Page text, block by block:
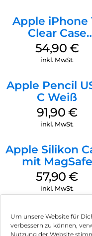
Um unsere Website für
verbessern zu können,
Nutzung der Website
Apple iPhone
Clear Case
MagSafe
Transparent
54,90 €
inkl. MwSt.
Apple Pencil
C Weiß
91,90 €
inkl. MwSt.
Apple Silikon
mit MagSafe
iPhone 14 Pro
57,90€
inkl. MwSt.